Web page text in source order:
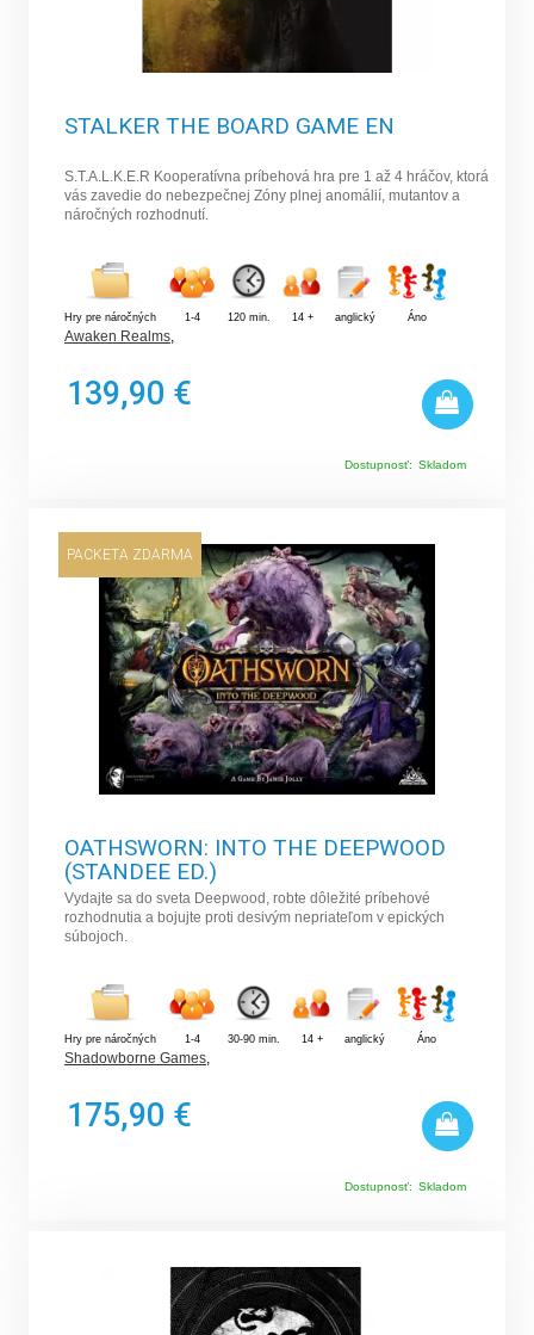
STALKER THE BOARD GAME EN
S.T.A.L.K.E.R Kooperatívna príbehová hra pre 1 až 4 hráčov, ktorá
vás zavedie do nebezpečnej Zóny plnej anomálií, mutantov a
náročných rozhodnutí.
Hry pre náročných 1-4 120 min. 14 + anglický Áno
Awaken Realms,
139,90 €
Dostupnosť: Skladom
PACKETA ZDARMA
OATHSWORN: INTO THE DEEPWOOD
(STANDEE ED.)
Vydajte sa do sveta Deepwood, robte dôležité príbehové
rozhodnutia a bojujte proti desivým nepriateľom v epických
súbojoch.
Hry pre náročných 1-4 30-90 min. 14 + anglický Áno
Shadowborne Games,
175,90 €
Dostupnosť: Skladom